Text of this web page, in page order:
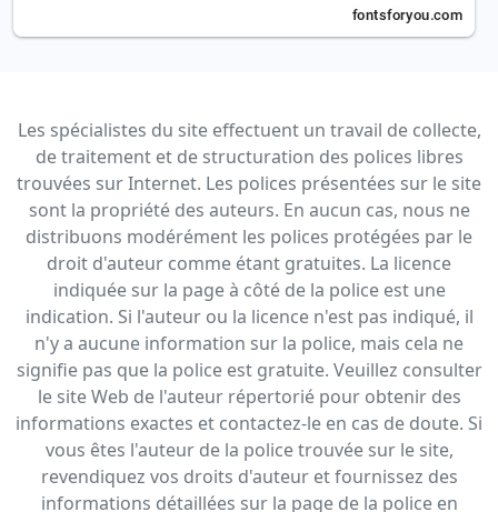
Les spécialistes du site effectuent un travail de collecte,
de traitement et de structuration des polices libres
trouvées sur Internet. Les polices présentées sur le site
sont la propriété des auteurs. En aucun cas, nous ne
distribuons modérément les polices protégées par le
droit d'auteur comme étant gratuites. La licence
indiquée sur la page à côté de la police est une
indication. Si l'auteur ou la licence n'est pas indiqué, il
n'y a aucune information sur la police, mais cela ne
signifie pas que la police est gratuite. Veuillez consulter
le site Web de l'auteur répertorié pour obtenir des
informations exactes et contactez-le en cas de doute. Si
vous êtes l'auteur de la police trouvée sur le site,
revendiquez vos droits d'auteur et fournissez des
informations détaillées sur la page de la police en